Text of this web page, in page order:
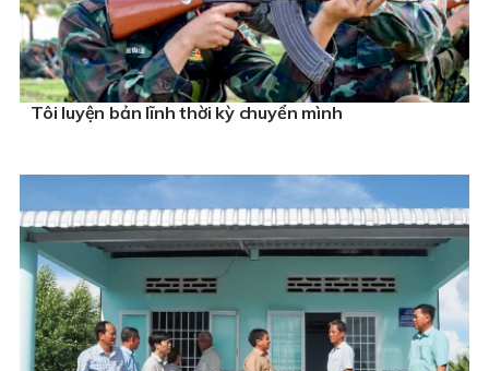
Tôi luyện bản lĩnh thời kỳ chuyển mình